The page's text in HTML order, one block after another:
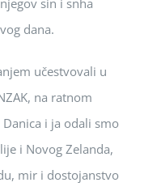
sin i snha
dana.
učestvovali u
na ratnom
i ja odali smo
i Novog Zelanda,
mir i dostojanstvo